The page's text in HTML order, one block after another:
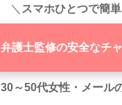
＼ スマホひとつで簡
弁護士監修の安全なチ
30～50代女性・メール